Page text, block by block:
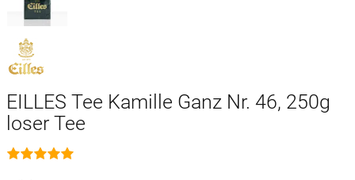
EILLES Tee Kamille Ganz Nr. 46, 250g
loser Tee